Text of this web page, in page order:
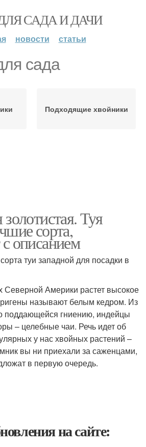
САДА И ДАЧИ
новости статьи
сада
Подходящие хвойники
Туя
сорта,
описанием
туи западной для посадки в
Северной Америки растет высокое
называют белым кедром. Из
поддающейся гниению, индейцы
– целебные чаи. Речь идет об
у нас хвойных растений –
вы ни приехали за саженцами,
в первую очередь.
на сайте: